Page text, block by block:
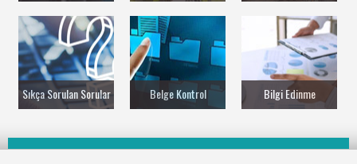
Sıkça Sorulan Sorular Belge Kontrol Bilgi Edinme